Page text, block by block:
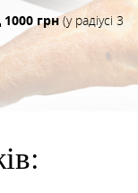
1000 грн(у радіусі 3